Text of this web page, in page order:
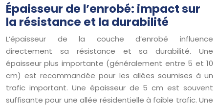
Épaisseur de l’enrobé: impact sur
la résistance et la durabilité
L’épaisseur de la couche d’enrobé influence
directement sa résistance et sa durabilité. Une
épaisseur plus importante (généralement entre 5 et 10
cm) est recommandée pour les allées soumises à un
trafic important. Une épaisseur de 5 cm est souvent
suffisante pour une allée résidentielle à faible trafic. Une